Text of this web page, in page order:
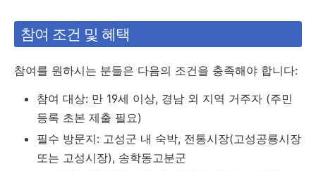
참여 조건 및 혜택
참여를 원하시는 분들은 다음의 조건을 충족해야 합니다:
참여 대상: 만 19세 이상, 경남 외 지역 거주자 (주민
등록 초본 제출 필요)
필수 방문지: 고성군 내 숙박, 전통시장(고성공룡시장
또는 고성시장), 송학동고분군